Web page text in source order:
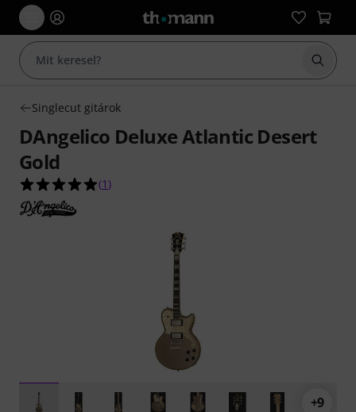
Singlecut gitárok
DAngelico Deluxe Atlantic Desert
Gold
5.0/5 csillag, összesen 1 értékelés alapján
(1 )
+9